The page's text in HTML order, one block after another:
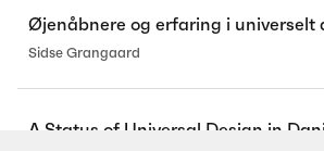
Øjenåbnere og erfaring i universelt
Sidse Grangaard
A Status of Universal Design in